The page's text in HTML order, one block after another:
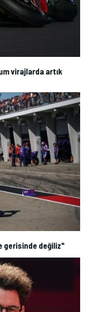
virajlarda artık
gerisinde değiliz"